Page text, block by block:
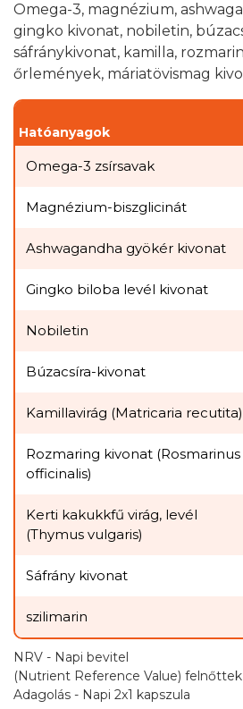
Omega-3, magnézium,
gingko kivonat, nobiletin,
sáfránykivonat, kamilla,
őrlemények, máriatövismag
Hatóanyagok
Omega-3 zsírsavak
Magnézium-biszglicinát
Ashwagandha gyökér kivonat
Gingko biloba levél kivonat
Nobiletin
Búzacsíra-kivonat
Kamillavirág (Matricaria recutita)
Rozmaring kivonat (Rosmarinus
officinalis)
Kerti kakukkfű virág, levél
(Thymus vulgaris)
Sáfrány kivonat
szilimarin
NRV - Napi bevitel
(Nutrient Reference Value) felnőttek
Adagolás - Napi 2x1 kapszula